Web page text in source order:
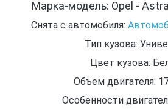
Марка-модель: Opel -
Снята с автомобиля:
Тип кузова:
Цвет кузова:
Объем двигателя:
Особенности